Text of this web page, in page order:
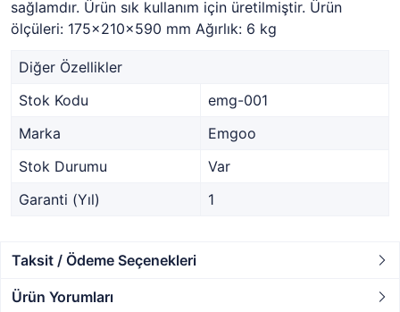
sağlamdır. Ürün sık kullanım için üretilmiştir. Ürün
ölçüleri: 175x210x590 mm Ağırlık: 6 kg
Diğer Özellikler
Stok Kodu
emg-001
Marka
Emgoo
Stok Durumu
Var
Garanti (Yıl)
1
Taksit / Ödeme Seçenekleri
Ürün Yorumları